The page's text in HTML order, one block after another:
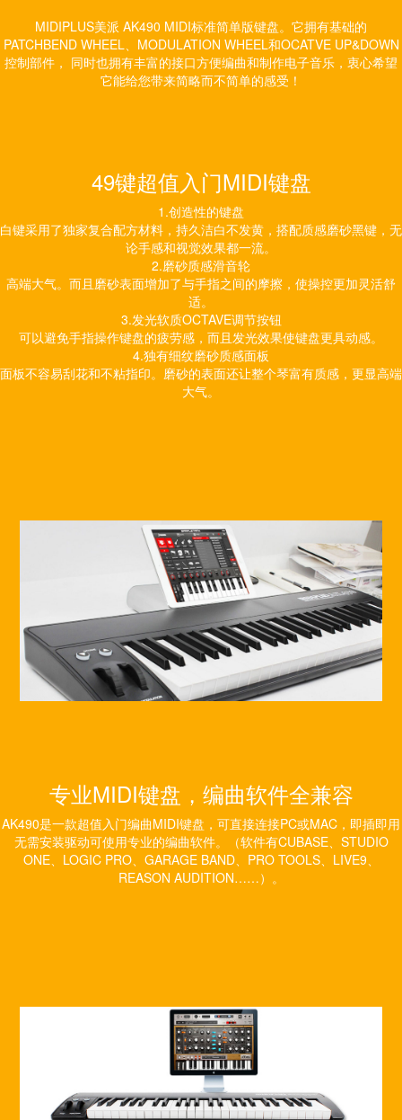
MIDIPLUS美派 AK490 MIDI标准简单版键盘。它拥有基础的
PATCHBEND WHEEL、MODULATION WHEEL和OCATVE UP&DOWN
控制部件， 同时也拥有丰富的接口方便编曲和制作电子音乐，衷心希望
它能给您带来简略而不简单的感受！
49键超值入门MIDI键盘
1.创造性的键盘
白键采用了独家复合配方材料，持久洁白不发黄，搭配质感磨砂黑键，无
论手感和视觉效果都一流。
2.磨砂质感滑音轮
高端大气。而且磨砂表面增加了与手指之间的摩擦，使操控更加灵活舒
适。
3.发光软质OCTAVE调节按钮
可以避免手指操作键盘的疲劳感，而且发光效果使键盘更具动感。
4.独有细纹磨砂质感面板
面板不容易刮花和不粘指印。磨砂的表面还让整个琴富有质感，更显高端
大气。
专业MIDI键盘，编曲软件全兼容
AK490是一款超值入门编曲MIDI键盘，可直接连接PC或MAC，即插即用
无需安装驱动可使用专业的编曲软件。（软件有CUBASE、STUDIO
ONE、LOGIC PRO、GARAGE BAND、PRO TOOLS、LIVE9、
REASON AUDITION……）。